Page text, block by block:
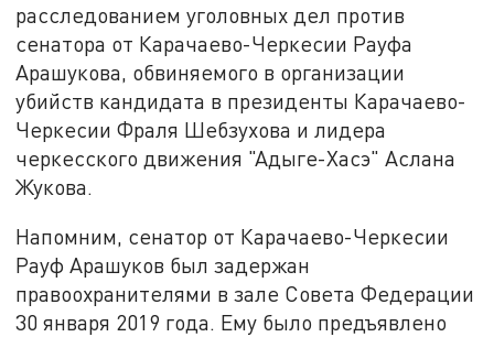
расследованием уголовных дел против
сенатора от Карачаево-Черкесии Рауфа
Арашукова, обвиняемого в организации
убийств кандидата в президенты Карачаево-
Черкесии Фраля Шебзухова и лидера
черкесского движения "Адыге-Хасэ" Аслана
Жукова.
Напомним, сенатор от Карачаево-Черкесии
Рауф Арашуков был задержан
правоохранителями в зале Совета Федерации
30 января 2019 года. Ему было предъявлено